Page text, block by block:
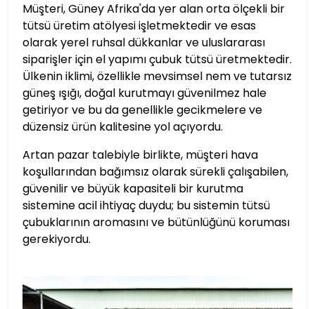
Müşteri, Güney Afrika'da yer alan orta ölçekli bir
tütsü üretim atölyesi işletmektedir ve esas
olarak yerel ruhsal dükkanlar ve uluslararası
siparişler için el yapımı çubuk tütsü üretmektedir.
Ülkenin iklimi, özellikle mevsimsel nem ve tutarsız
güneş ışığı, doğal kurutmayı güvenilmez hale
getiriyor ve bu da genellikle gecikmelere ve
düzensiz ürün kalitesine yol açıyordu.
Artan pazar talebiyle birlikte, müşteri hava
koşullarından bağımsız olarak sürekli çalışabilen,
güvenilir ve büyük kapasiteli bir kurutma
sistemine acil ihtiyaç duydu; bu sistemin tütsü
çubuklarının aromasını ve bütünlüğünü koruması
gerekiyordu.